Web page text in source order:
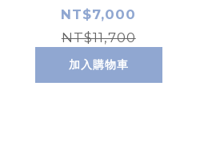
NT$7,000
NT$11,700
加入購物車